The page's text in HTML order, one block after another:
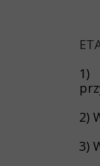
1)
2)
3)